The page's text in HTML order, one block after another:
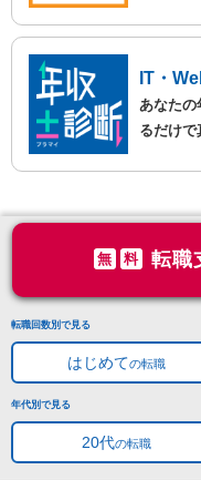
IT・
あなたの
るだけで
無 料 転職
転職回数別で見る
はじめての転職
年代別で見る
20代の転職